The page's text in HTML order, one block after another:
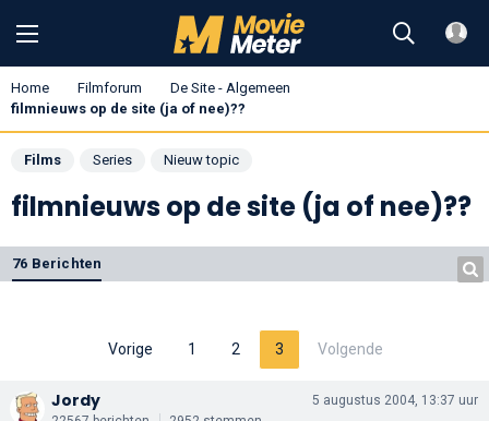
Home Filmforum
De Site - Algemeen
filmnieuws op de site (ja of nee)??
Films Series Nieuw topic
filmnieuws op de site (ja of nee)??
76 Berichten
Vorige 1 2 3 Volgende
Jordy 5 augustus 2004, 13:37 uur